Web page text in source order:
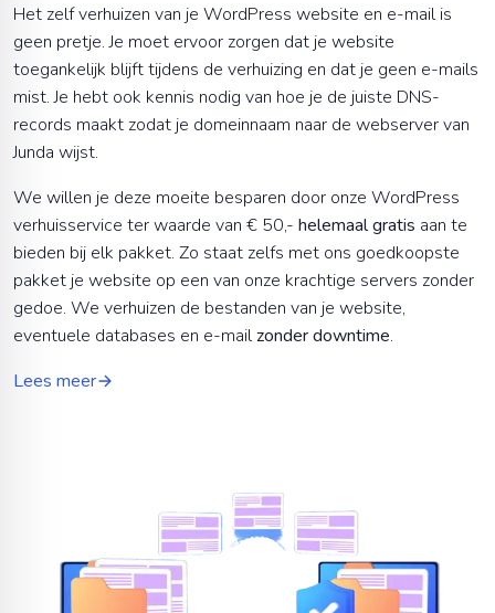
Het zelf verhuizen van je WordPress website en e-mail is
geen pretje. Je moet ervoor zorgen dat je website
toegankelijk blijft tijdens de verhuizing en dat je geen e-mails
mist. Je hebt ook kennis nodig van hoe je de juiste DNS-
records maakt zodat je domeinnaam naar de webserver van
Junda wijst.
We willen je deze moeite besparen door onze WordPress
verhuisservice ter waarde van € 50,- helemaal gratis aan te
bieden bij elk pakket. Zo staat zelfs met ons goedkoopste
pakket je website op een van onze krachtige servers zonder
gedoe. We verhuizen de bestanden van je website,
eventuele databases en e-mailzonder downtime.
Lees meer